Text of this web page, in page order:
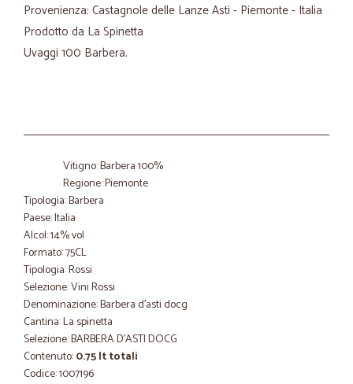
Provenienza: Castagnole delle Lanze Asti - Piemonte - Italia
Prodotto da La Spinetta
Uvaggi 100 Barbera.
Vitigno: Barbera 100%
Regione: Piemonte
Tipologia: Barbera
Paese: Italia
Alcol: 14% vol
Formato: 75CL
Tipologia: Rossi
Selezione: Vini Rossi
Denominazione: Barbera d'asti docg
Cantina: La spinetta
Selezione: BARBERA D'ASTI DOCG
Contenuto:0.75 lt totali
Codice: 1007196